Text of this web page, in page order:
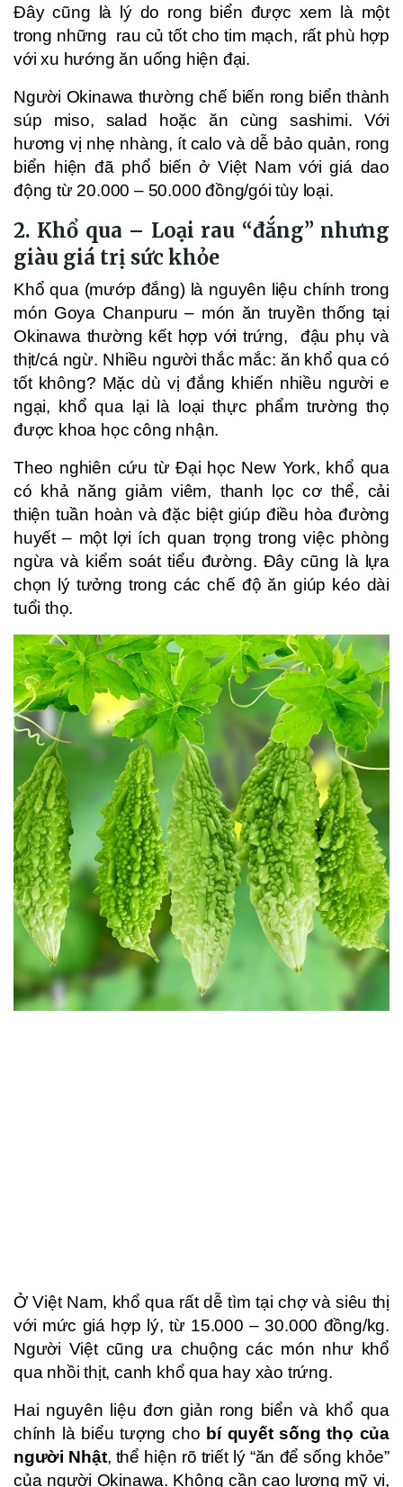
Đây cũng là lý do rong biển được xem là một
trong những rau củ tốt cho tim mạch, rất phù hợp
với xu hướng ăn uống hiện đại.
Người Okinawa thường chế biến rong biển thành
súp miso, salad hoặc ăn cùng sashimi. Với
hương vị nhẹ nhàng, ít calo và dễ bảo quản, rong
biển hiện đã phổ biến ở Việt Nam với giá dao
động từ 20.000 – 50.000 đồng/gói tùy loại.
2. Khổ qua – Loại rau “đắng” nhưng
giàu giá trị sức khỏe
Khổ qua (mướp đắng) là nguyên liệu chính trong
món Goya Chanpuru – món ăn truyền thống tại
Okinawa thường kết hợp với trứng, đậu phụ và
thịt/cá ngừ. Nhiều người thắc mắc: ăn khổ qua có
tốt không? Mặc dù vị đắng khiến nhiều người e
ngại, khổ qua lại là loại thực phẩm trường thọ
được khoa học công nhận.
Theo nghiên cứu từ Đại học New York, khổ qua
có khả năng giảm viêm, thanh lọc cơ thể, cải
thiện tuần hoàn và đặc biệt giúp điều hòa đường
huyết – một lợi ích quan trọng trong việc phòng
ngừa và kiểm soát tiểu đường. Đây cũng là lựa
chọn lý tưởng trong các chế độ ăn giúp kéo dài
tuổi thọ.
Ở Việt Nam, khổ qua rất dễ tìm tại chợ và siêu thị
với mức giá hợp lý, từ 15.000 – 30.000 đồng/kg.
Người Việt cũng ưa chuộng các món như khổ
qua nhồi thịt, canh khổ qua hay xào trứng.
Hai nguyên liệu đơn giản rong biển và khổ qua
chính là biểu tượng cho bí quyết sống thọ của
người Nhật, thể hiện rõ triết lý “ăn để sống khỏe”
của người Okinawa. Không cần cao lương mỹ vị,